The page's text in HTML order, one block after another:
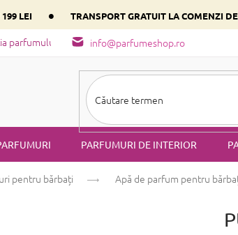
LEI • TRANSPORT GRATUIT LA COMENZI
info@parfumeshop.ro
parfumului - tipuri de miros Alege parfumul
PARFUMURI DE INTERIOR
pentru bărbați Apă de parfum pentru